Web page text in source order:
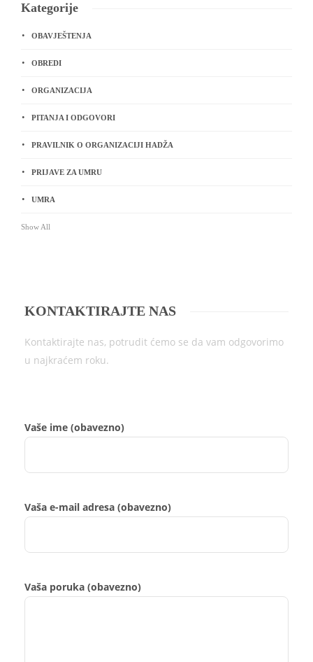
Kategorije
OBAVJEŠTENJA
OBREDI
ORGANIZACIJA
PITANJA I ODGOVORI
PRAVILNIK O ORGANIZACIJI HADŽA
PRIJAVE ZA UMRU
UMRA
Show All
KONTAKTIRAJTE NAS
Kontaktirajte nas, potrudit ćemo se da vam odgovorimo
u najkraćem roku.
Vaše ime (obavezno)
Vaša e-mail adresa (obavezno)
Vaša poruka (obavezno)